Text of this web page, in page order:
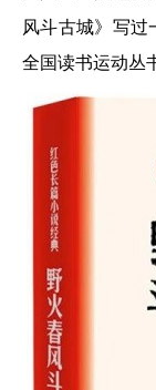
风斗古城》写过
全国读书运动丛